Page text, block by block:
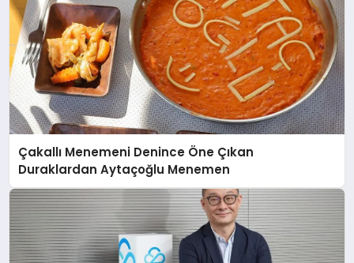
Çakallı Menemeni Denince Öne Çıkan
Duraklardan Aytaçoğlu Menemen